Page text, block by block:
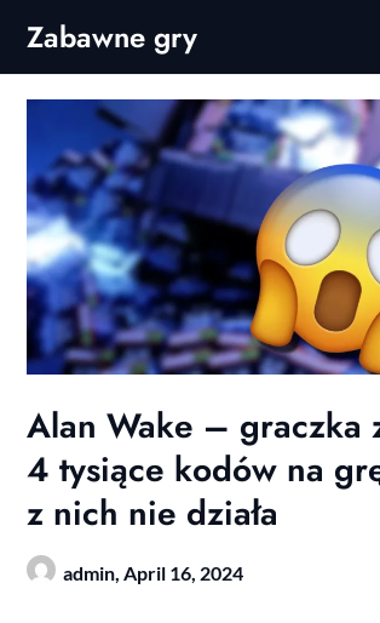
content
Zabawne gry
Alan Wake – graczka
4 tysiące kodów na
z nich nie działa
admin, April 16, 2024